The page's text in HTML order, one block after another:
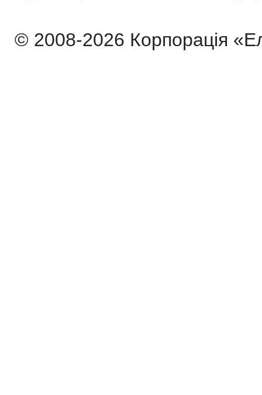
© 2008-2026 Корпорація